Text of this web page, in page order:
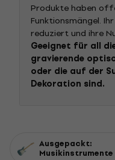
Produkte haben
Funktionsmängel.
reduziert und ihre
Geeignet für all
gravierende
oder die auf der
Dekoration sind.
Ausgepackt:
Musikinstrumente